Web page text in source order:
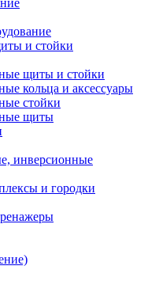
и стойки
щиты и стойки
кольца и аксессуары
стойки
щиты
инверсионные
и городки